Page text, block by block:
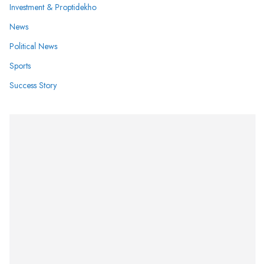
Investment & Proptidekho
News
Political News
Sports
Success Story